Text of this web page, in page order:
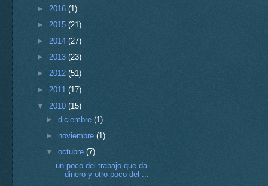
► 2016 (1)
► 2015 (21)
► 2014 (27)
► 2013 (23)
► 2012 (51)
► 2011 (17)
▼ 2010 (15)
►diciembre(1)
► noviembre(1)
▼octubre(7)
un poco del trabajo que da
dinero y otro poco del ...